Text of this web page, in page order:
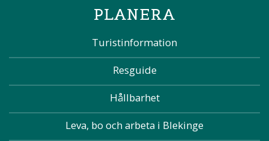
PLANERA
Turistinformation
Resguide
Hållbarhet
Leva, bo och arbeta i Blekinge